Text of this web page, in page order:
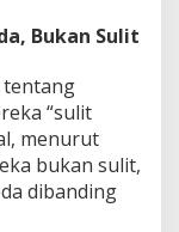
Bukan Sulit
tentang
“sulit
menurut
bukan sulit,
dibanding